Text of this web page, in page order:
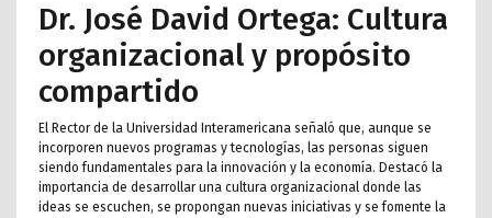
Dr. José David Ortega: Cultura
organizacional y propósito
compartido
El Rector de la Universidad Interamericana señaló que, aunque se
incorporen nuevos programas y tecnologías, las personas siguen
siendo fundamentales para la innovación y la economía. Destacó la
importancia de desarrollar una cultura organizacional donde las
ideas se escuchen, se propongan nuevas iniciativas y se fomente la